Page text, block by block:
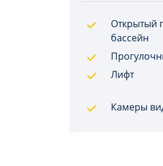
Открытый
бассейн
Лифт
Камеры